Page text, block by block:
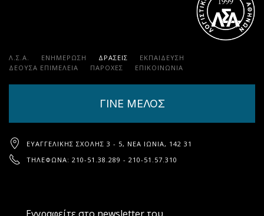
Λ.Σ.Α. ΕΝΗΜΕΡΩΣΗ ΔΡΑΣΕΙΣ
ΕΚΠΑΊΔΕΥΣΗ
ΔΕΟΥΣΑ ΕΠΙΜΕΛΕΙΑ
ΠΑΡΟΧΈΣ ΕΠΙΚΟΙΝΩΝΊΑ
ΓΙΝΕ ΜΕΛΟΣ
ΕΥΑΓΓΕΛΙΚΉΣ ΣΧΟΛΉΣ 3 - 5, ΝΈΑ ΙΩΝΊΑ, 142 31
ΤΗΛΈΦΩΝΑ: 210-51.38.289 - 210-51.57.310